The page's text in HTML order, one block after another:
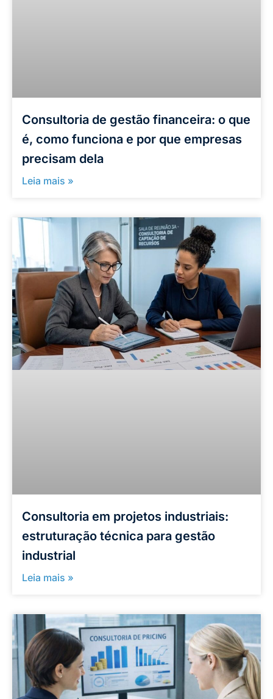
Consultoria de gestão financeira: o que
é, como funciona e por que empresas
precisam dela
Leia mais »
Consultoria em projetos industriais:
estruturação técnica para gestão
industrial
Leia mais »